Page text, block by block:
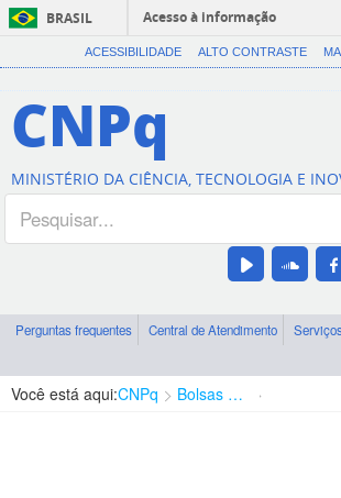
BRASIL
Acesso à informação
ACESSIBILIDADE ALTO CONTRASTE
CNPq
MINISTÉRIO DA CIÊNCIA, TECNOLOGIA E
Perguntas frequentes Central de Atendimento
Você está aqui:CNPq Bolsas e Auxílios Vigentes